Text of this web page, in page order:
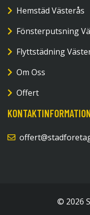
Hemstäd Västerås
Fönsterputsning
Flyttstädning
Om Oss
Offert
© 2026